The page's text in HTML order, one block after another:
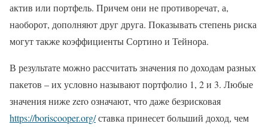
актив или портфель. Причем они не противоречат, а,
наоборот, дополняют друг друга. Показывать степень риска
могут также коэффициенты Сортино и Тейнора.
В результате можно рассчитать значения по доходам разных
пакетов – их условно называют портфолио 1, 2 и 3. Любые
значения ниже zero означают, что даже безрисковая
https://boriscooper.org/ставка принесет больший доход, чем